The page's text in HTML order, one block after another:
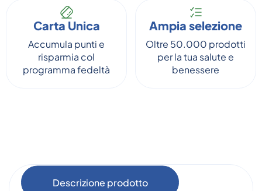
Carta Unica
Accumula punti e
risparmia col
programma fedeltà
Ampia selezione
Oltre 50.000 prodotti
per la tua salute e
benessere
Descrizione prodotto